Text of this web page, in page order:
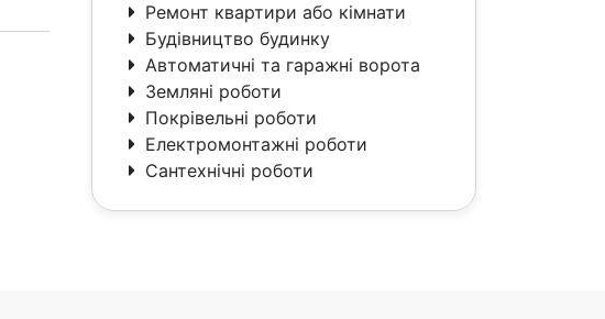
Ремонт квартири або кімнати
Будівництво будинку
Автоматичні та гаражні ворота
Земляні роботи
Покрівельні роботи
Електромонтажні роботи
Сантехнічні роботи